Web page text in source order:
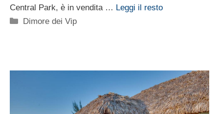
Central Park, è in vendita … Leggi il resto
Categorie
Dimore dei Vip